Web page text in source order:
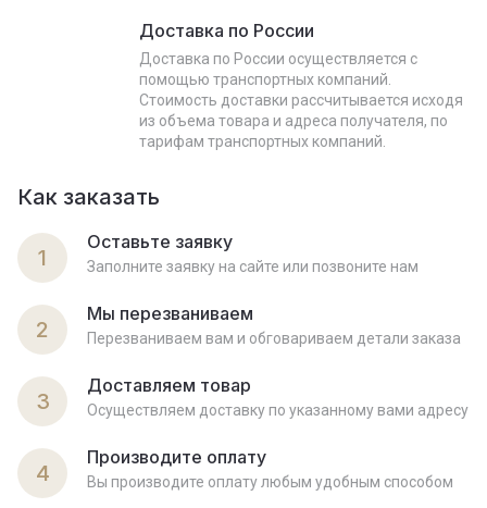
Доставка по России
Доставка по России осуществляется с
помощью транспортных компаний.
Стоимость доставки рассчитывается исходя
из объема товара и адреса получателя, по
тарифам транспортных компаний.
Как заказать
1
Оставьте заявку
Заполните заявку на сайте или позвоните нам
2
Мы перезваниваем
Перезваниваем вам и обговариваем детали заказа
3
Доставляем товар
Осуществляем доставку по указанному вами адресу
4
Производите оплату
Вы производите оплату любым удобным способом